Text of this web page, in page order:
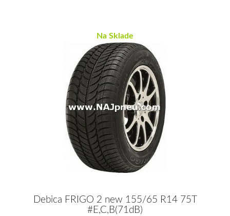
Na Sklade
Debica FRIGO 2 new 155/65 R14 75T
#E,C,B(71dB)